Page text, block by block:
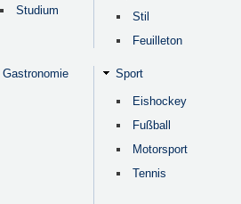
Studium
Stil
Feuilleton
Gastronomie Sport
Eishockey
Fußball
Motorsport
Tennis